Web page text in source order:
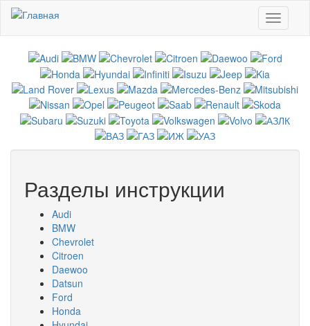
Перейти к основному содержанию
Toggle
Разделы инструкции
Audi
BMW
Chevrolet
Citroen
Daewoo
Datsun
Ford
Honda